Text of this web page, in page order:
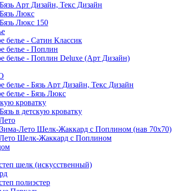
Арт Дизайн, Текс Дизайн
Люкс
Люкс 150
белье - Сатин Классик
белье - Поплин
белье - Поплин Deluxe (Арт Дизайн)
белье - Бязь Арт Дизайн, Текс Дизайн
белье - Бязь Люкс
кроватку
в детскую кроватку
Зима-Лето Шелк-Жаккард с Поплином (нав 70х70)
Лето Шелк-Жаккард с Поплином
шелк (искусственный)
полиэстер